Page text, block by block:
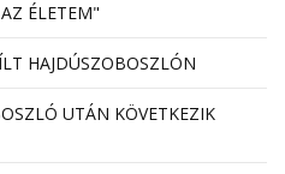
ÉLETEM"
HAJDÚSZOBOSZLÓN
UTÁN KÖVETKEZIK